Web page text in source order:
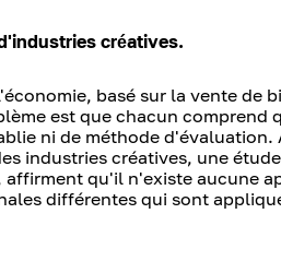
créatives.
basé sur la vente de
est que chacun comprend
ni de méthode d'évaluation.
industries créatives, une
qu'il n'existe aucune
différentes qui sont